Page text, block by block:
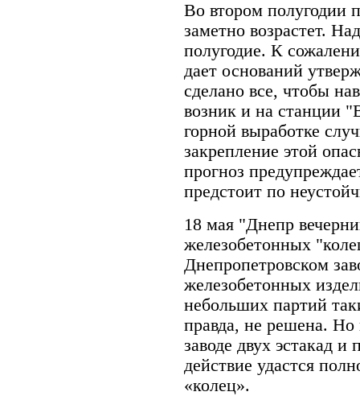
Во втором полугодии
заметно возрастет.
полугодие. К
дает оснований
сделано все, чтобы
возник и на станции
горной выработке
закрепление этой
прогноз
предстоит по
18 мая "Днепр
железобетонных
Днепропетровском
железобетонных
небольших партий
правда, не решена. Но
заводе двух эстакад
действие удастся
«колец».